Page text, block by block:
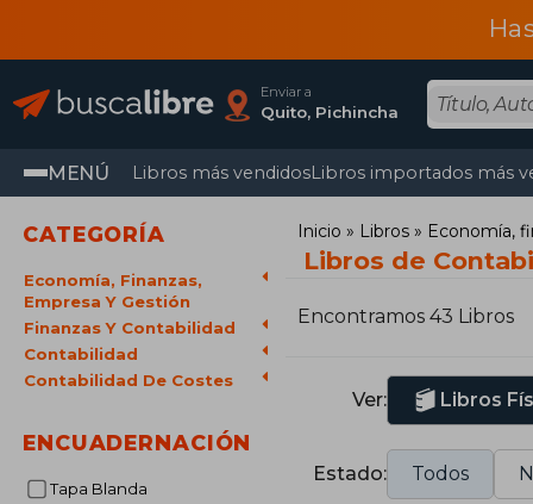
Enviar a
Quito, Pichincha
MENÚ Libros más vendidosLibros importados más
CATEGORÍA
Economía, Finanzas,
Empresa Y Gestión
Finanzas Y Contabilidad
Contabilidad
Contabilidad De Costes
ENCUADERNACIÓN
Tapa Blanda
Inicio Libros Economía,
Libros de
Encontramos 43 Libros
Ver: Libros
Estado: Todos